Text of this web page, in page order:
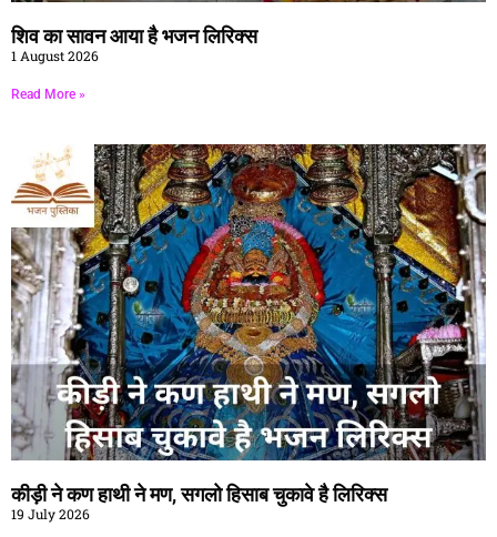
शिव का सावन आया है भजन लिरिक्स
1 August 2026
Read More »
कीड़ी ने कण हाथी ने मण, सगलो हिसाब चुकावे है लिरिक्स
19 July 2026